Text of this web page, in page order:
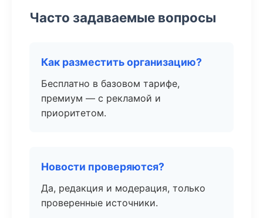
Часто задаваемые вопросы
Как разместить организацию?
Бесплатно в базовом тарифе,
премиум — с рекламой и
приоритетом.
Новости проверяются?
Да, редакция и модерация, только
проверенные источники.